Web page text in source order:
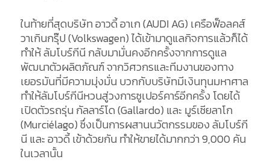
ในท้ายที่สุดบริษัท อาวดี้ อาเก (AUDI AG) เครือฟ็อลคส์
วาเกินกรุ๊ป (Volkswagen) ได้เข้ามาดูแลกิจการแล้วก็ได้
ทำให้ ลัมโบร์กีนี กลับมามั่นคงอีกครั้งจากการดูแล
พัฒนาตัวผลิตภัณฑ์ จากวิศวกรและทีมงานของทาง
เยอรมันที่มีความมุ่งมั่น บวกกับบริษัทมีเงินทุนมหาศาล
ทำให้ลัมโบร์กีนีหวนสู่วงการซูเปอร์คาร์อีกครั้ง โดยได้
เปิดตัวรถรุ่น กัลลาร์โด (Gallardo) และ มูร์เซียลาโก
(Murciélago) ซึ่งเป็นการผสานนวัตกรรมของ ลัมโบร์กี
นี และ อาวดี้ เข้าด้วยกัน ทำให้ขายได้มากกว่า 9,000 คัน
ในเวลานั้น